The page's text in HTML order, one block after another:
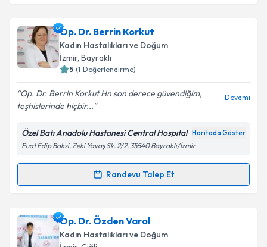
Takvim Talebini Gönder
Op. Dr. Cemal Demiriçin randevu takvimi talebi
oluşturun. Size bu uzmandan randevu almanız için bir
takvim hazırlandığında e-posta ile bilgilendireceğiz.
Kişisel verilerimin işlenmesine ilişkin Aydınlatma
Metni'ni okudum ve kişisel verilerimin belirtilen
kapsamda işlenmesini kabul ediyorum.
Op. Dr. Berrin Korkut
Kadın Hastalıkları ve Doğum
İzmir, Bayraklı
5 (1 Değerlendirme)
Op. Dr. Berrin Korkut Hn son derece güvendiğim,
teşhislerinde hiçbir...
Devamı
Özel Batı Anadolu Hastanesi Central Hospıtal Haritada Göster
Fuat Edip Baksi, Zeki Yavaş Sk. 2/2, 35540 Bayraklı/İzmir
Randevu Talep Et
Randevu Takvimi Talebi
Op. Dr. Berrin Korkutiçin randevu takvimi talebi
oluşturun. Size bu uzmandan randevu almanız için bir
takvim hazırlandığında e-posta ile bilgilendireceğiz.
Op. Dr. Özden Varol
Kadın Hastalıkları ve Doğum